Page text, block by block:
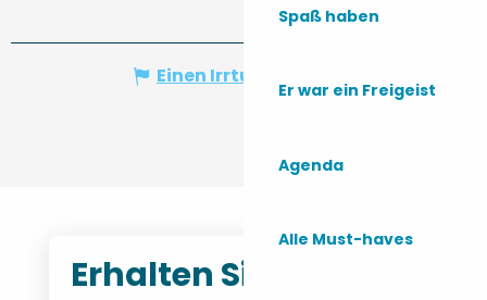
Spaß haben
Er war ein Freigeist
Agenda
Alle Must-haves
Einen Irrtum angeben
Erhalten Sie unseren